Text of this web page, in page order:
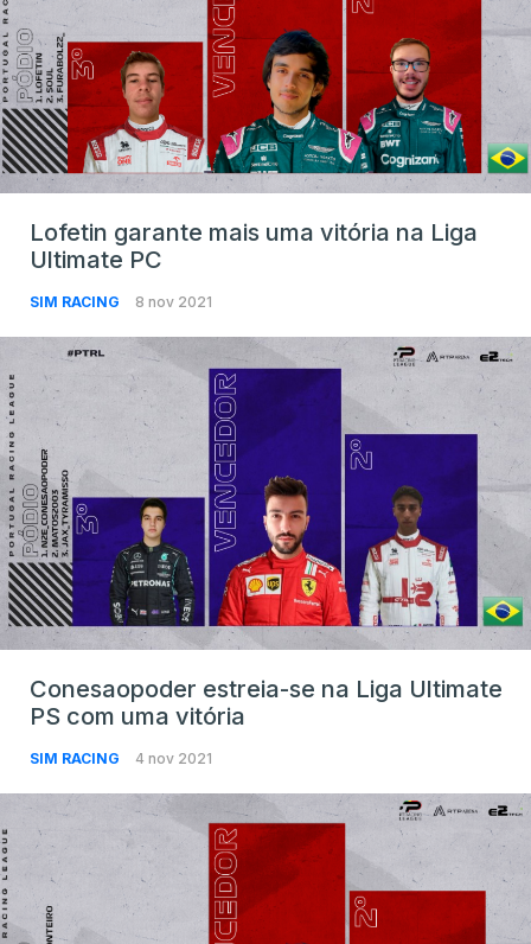
Lofetin garante mais uma vitória na Liga
Ultimate PC
SIM RACING 8 nov 2021
Conesaopoder estreia-se na Liga Ultimate
PS com uma vitória
SIM RACING 4 nov 2021